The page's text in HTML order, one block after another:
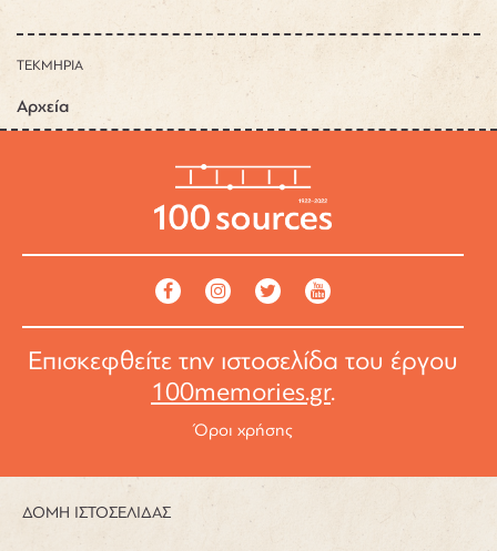
ΤΕΚΜΗΡΙΑ
Αρχεία
Επισκεφθείτε την ιστοσελίδα του έργου
100memories.gr.
Όροι χρήσης
ΔΟΜΗ ΙΣΤΟΣΕΛΙΔΑΣ